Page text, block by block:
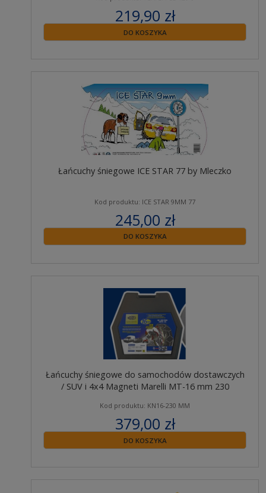
219,90 zł
zawiera 23% VAT
DO KOSZYKA
Łańcuchy śniegowe ICE STAR 77 by Mleczko
Kod produktu: ICE STAR 9MM 77
245,00 zł
zawiera 23% VAT
DO KOSZYKA
Łańcuchy śniegowe do samochodów dostawczych
/ SUV i 4x4 Magneti Marelli MT-16 mm 230
Kod produktu: KN16-230 MM
379,00 zł
zawiera 23% VAT
DO KOSZYKA